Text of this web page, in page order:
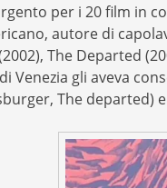
per i 20 film in
autore di
The Departed
Venezia gli aveva
The